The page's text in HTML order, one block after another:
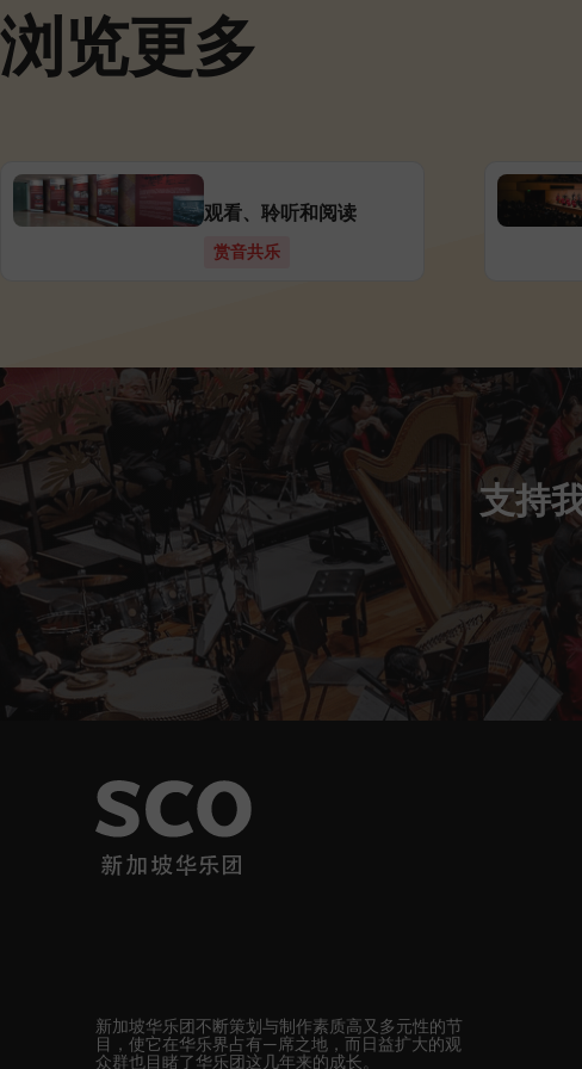
浏览更多
观看、聆听和阅读
赏音共乐
支持
新加坡华乐团不断策划与制作素质高又多元性的节
目，使它在华乐界占有—席之地，而日益扩大的观
众群也目睹了华乐团这几年来的成长。